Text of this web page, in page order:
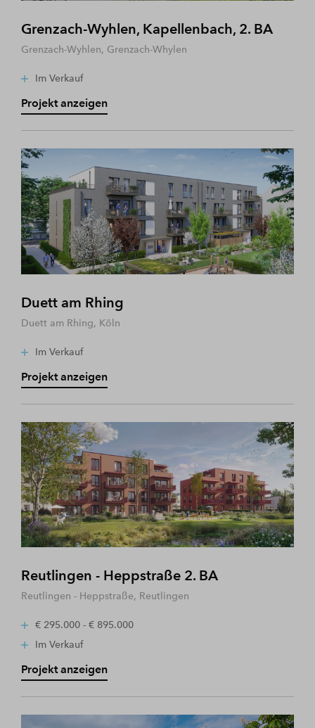
Grenzach-Wyhlen, Kapellenbach, 2. BA
Grenzach-Wyhlen, Grenzach-Whylen
Im Verkauf
Projekt anzeigen
Duett am Rhing
Duett am Rhing, Köln
Im Verkauf
Projekt anzeigen
Reutlingen - Heppstraße 2. BA
Reutlingen - Heppstraße, Reutlingen
€ 295.000 - € 895.000
Im Verkauf
Projekt anzeigen